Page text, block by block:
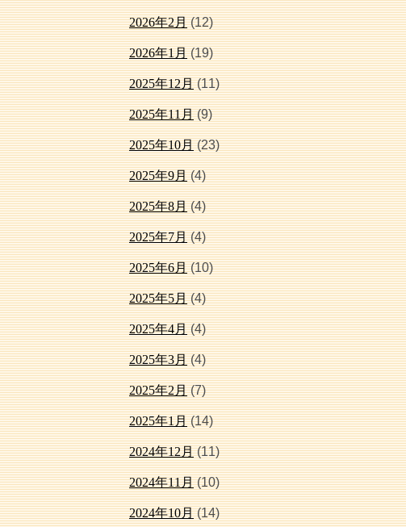
2026年2月(12)
2026年1月(19)
2025年12月(11)
2025年11月(9)
2025年10月(23)
2025年9月(4)
2025年8月(4)
2025年7月(4)
2025年6月(10)
2025年5月(4)
2025年4月(4)
2025年3月(4)
2025年2月(7)
2025年1月(14)
2024年12月(11)
2024年11月(10)
2024年10月(14)